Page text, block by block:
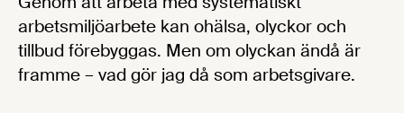
arbetsmiljöarbete kan ohälsa, olyckor och
tillbud förebyggas. Men om olyckan ändå är
framme – vad gör jag då som arbetsgivare.